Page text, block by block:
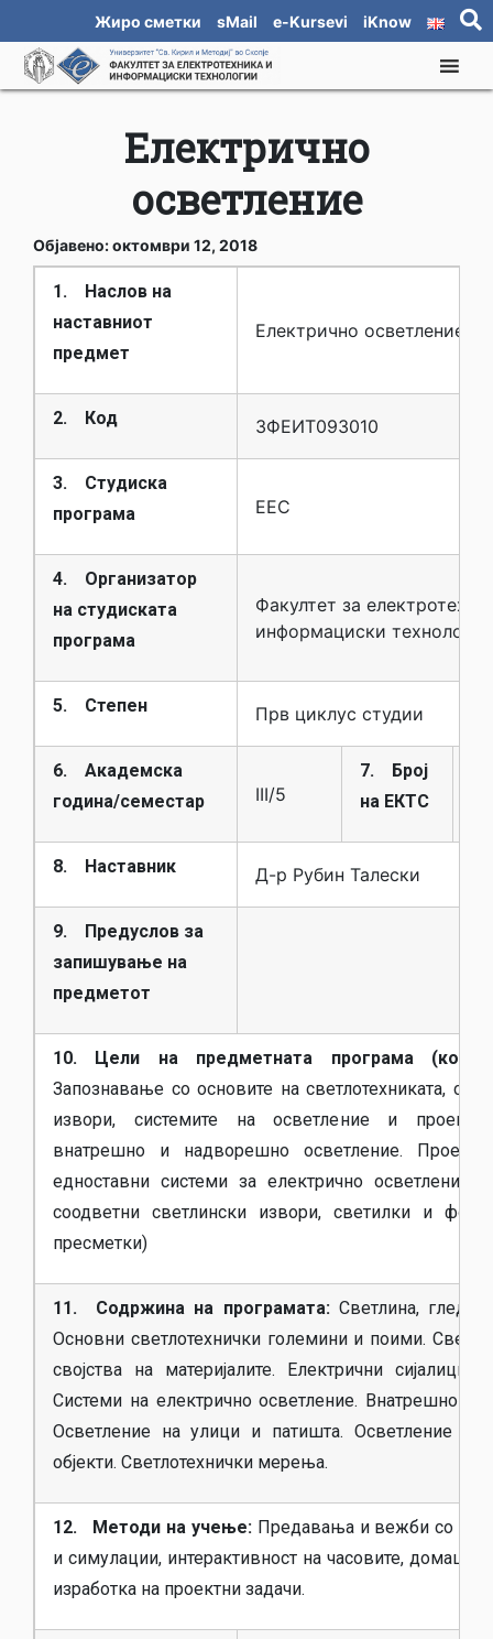
Жиро сметки sMail e-Kursevi iKnow
Електрично
осветление
Објавено: октомври 12, 2018
1. Наслов на
наставниот
предмет
Електрично осветление
2. Код 3ФЕИТ09З010
3. Студиска
програма
ЕЕС
4. Организатор
на студиската
програма
Факултет за
информациски технологии
5. Степен Прв циклус студии
6. Академска
година/семестар
III/5
7. Број
на ЕКТС
8. Наставник Д-р Рубин Талески
9. Предуслов за
запишување на
предметот
10. Цели на предметната програма
Запознавање со основите на светлотехниката,
извори, системите на осветление и
внатрешно и надворешно осветление.
едноставни системи за електрично осветление
соодветни светлински извори, светилки и
пресметки)
11. Содржина на програмата: Светлина,
Основни светлотехнички големини и поими.
својства на материјалите. Електрични сијалици.
Системи на електрично осветление. Внатрешно
Осветление на улици и патишта. Осветление на
објекти. Светлотехнички мерења.
12. Методи на учење: Предавања и вежби со
и симулации, интерактивност на часовите, домашни
изработка на проектни задачи.